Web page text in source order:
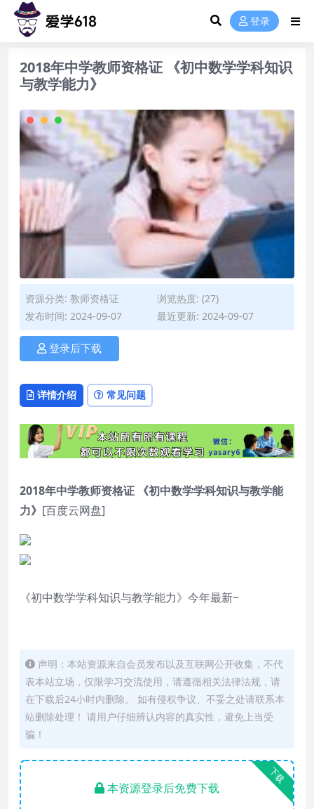
登录
2018年中学教师资格证 《初中数学学科知识
与教学能力》
资源分类: 教师资格证
浏览热度: (27)
发布时间: 2024-09-07
最近更新: 2024-09-07
登录后下载
详情介绍 常见问题
2018年中学教师资格证 《初中数学学科知识与教学能
力》 [百度云网盘]
《初中数学学科知识与教学能力》今年最新~
声明：本站资源来自会员发布以及互联网公开收集，不代
表本站立场，仅限学习交流使用，请遵循相关法律法规，请
在下载后24小时内删除。 如有侵权争议、不妥之处请联系本
站删除处理！ 请用户仔细辨认内容的真实性，避免上当受
骗！
下载
本资源登录后免费下载